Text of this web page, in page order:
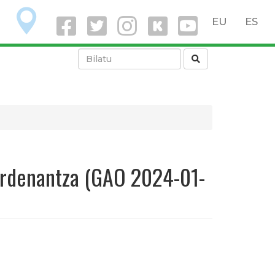
EU ES
O
(GAO 2024-01-